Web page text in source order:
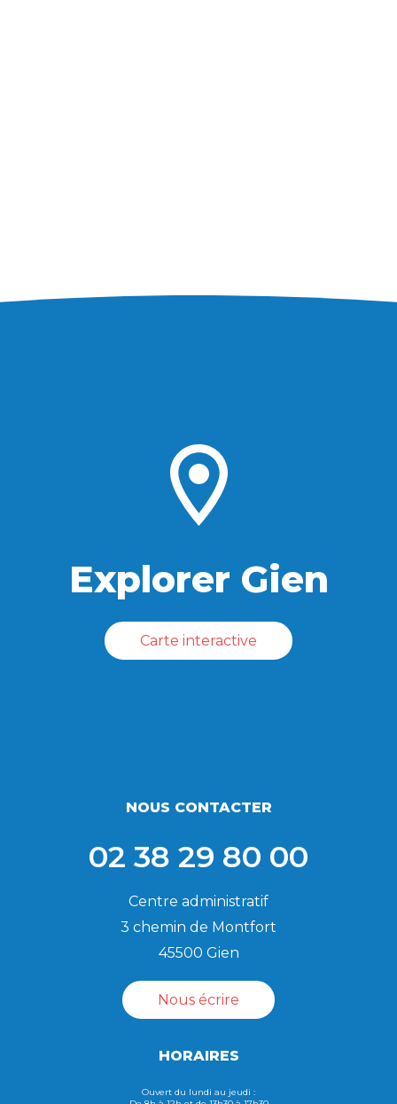
Explorer Gien
Carte interactive
NOUS CONTACTER
02 38 29 80 00
Centre administratif
3 chemin de Montfort
45500 Gien
Nous écrire
HORAIRES
Ouvert du lundi au jeudi :